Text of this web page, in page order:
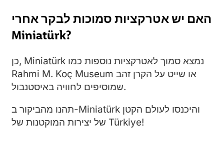
האם יש אטרקציות סמוכות לבקר אחרי
Miniatürk?
כן, Miniatürk נמצא סמוך לאטרקציות נוספות כמו
Rahmi M. Koç Museum או שייט על הקרן זהב
שמוסיפים לחוויה באיסטנבול.
תהנו מהביקור ב-Miniatürk והיכנסו לעולם הקטן
של יצירות המוקטנות של Türkiye!